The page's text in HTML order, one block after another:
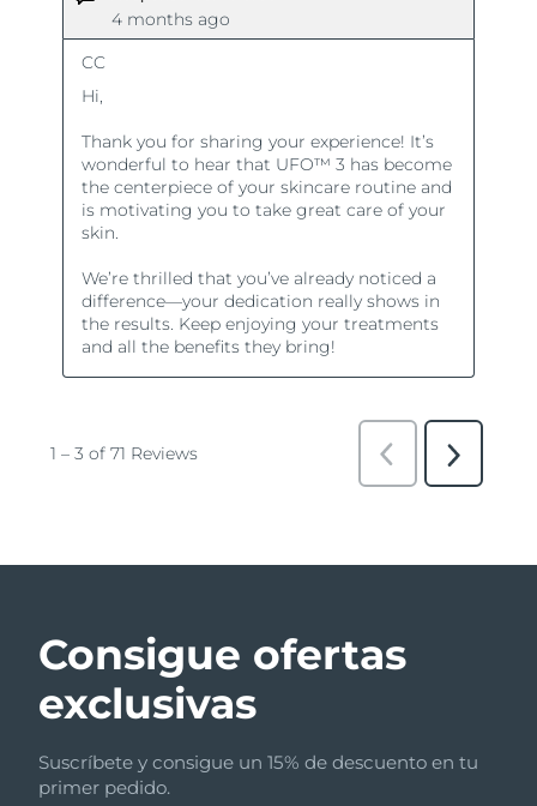
Consigue ofertas
exclusivas
Suscríbete y consigue un 15% de descuento en tu
primer pedido.